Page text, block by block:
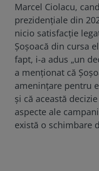
Marcel Ciolacu,
prezidențiale din
nicio satisfacție
Șoșoacă din cursa
fapt, i-a adus „un
a menționat că
amenințare pentru
și că această
aspecte ale
există o schimbare